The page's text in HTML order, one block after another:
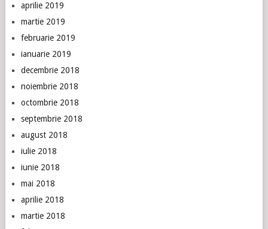
aprilie 2019
martie 2019
februarie 2019
ianuarie 2019
decembrie 2018
noiembrie 2018
octombrie 2018
septembrie 2018
august 2018
iulie 2018
iunie 2018
mai 2018
aprilie 2018
martie 2018